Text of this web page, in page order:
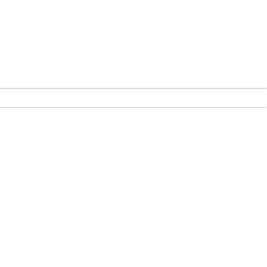
convivialité.
Antilles.